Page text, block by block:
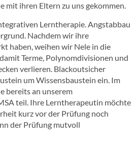
mit ihren Eltern zu uns gekommen.
Lerntherapie. Angstabbau
Nachdem wir ihre
haben, weihen wir Nele in die
Terme, Polynomdivisionen und
verlieren. Blackoutsicher
um Wissensbaustein ein. Im
bereits an unserem
teil. Ihre Lerntherapeutin möchte
kurz vor der Prüfung noch
der Prüfung mutvoll